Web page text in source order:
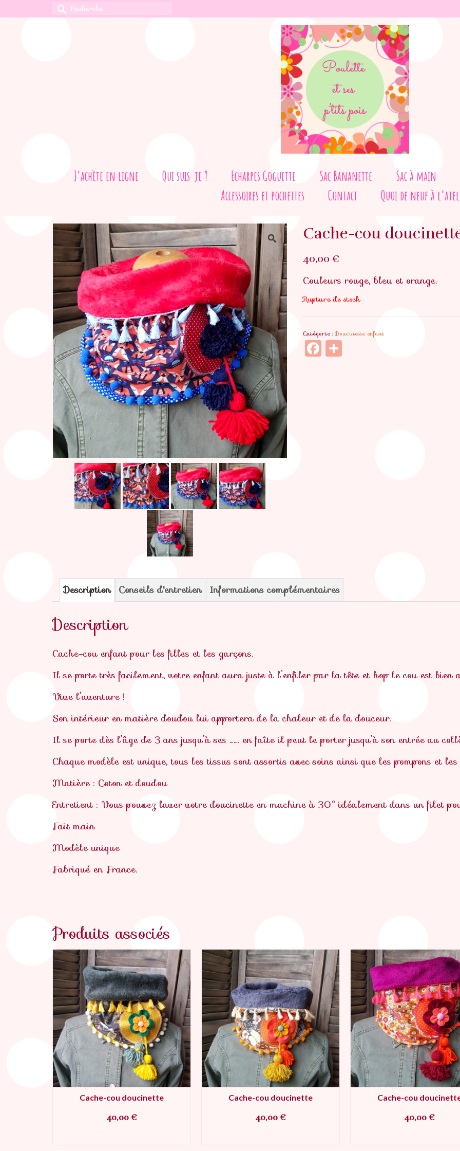
Rechercher :
J’achète en ligne Qui suis-je ? Echarpes Goguette Sac Bananette Sac à main
Accessoires et pochettes
Contact Quoi de neuf à
Cache-cou
40,00 €
Couleurs rouge, bleu et orange.
Rupture de stock
Catégorie : Doucinette enfant
Facebook
Partager
Description Conseils d'entretien Informations complémentaires
Description
Cache-cou enfant pour les filles et les garçons.
Il se porte très facilement, votre enfant aura juste à l’enfiler par la tête et hop le cou est bien
Vive l’aventure !
Son intérieur en matière doudou lui apportera de la chaleur et de la douceur.
Il se porte dès l’âge de 3 ans jusqu’à ses ……. en faîte il peut le porter jusqu’à son entrée au
Chaque modèle est unique, tous les tissus sont assortis avec soins ainsi que les pompons et
Matière : Coton et doudou
Entretient : Vous pouvez laver votre doucinette en machine à 30° idéalement dans un filet
Fait main
Modèle unique
Fabriqué en France.
Produits associés
Cache-cou doucinette
40,00 €
Cache-cou doucinette
40,00 €
Cache-cou
40,00 €